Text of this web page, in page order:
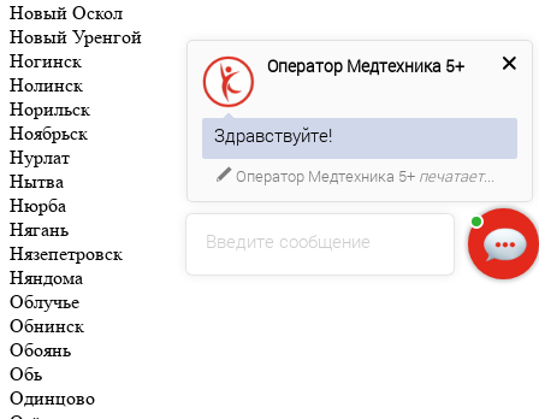
Новый Оскол
Новый Уренгой
Ногинск
Нолинск
Норильск
Ноябрьск
Нурлат
Нытва
Нюрба
Нягань
Нязепетровск
Няндома
Облучье
Обнинск
Обоянь
Обь
Одинцово
Введите сообщение
Оператор Медтехника 5+
Здравствуйте!
Оператор Медтехника 5+ печатает...